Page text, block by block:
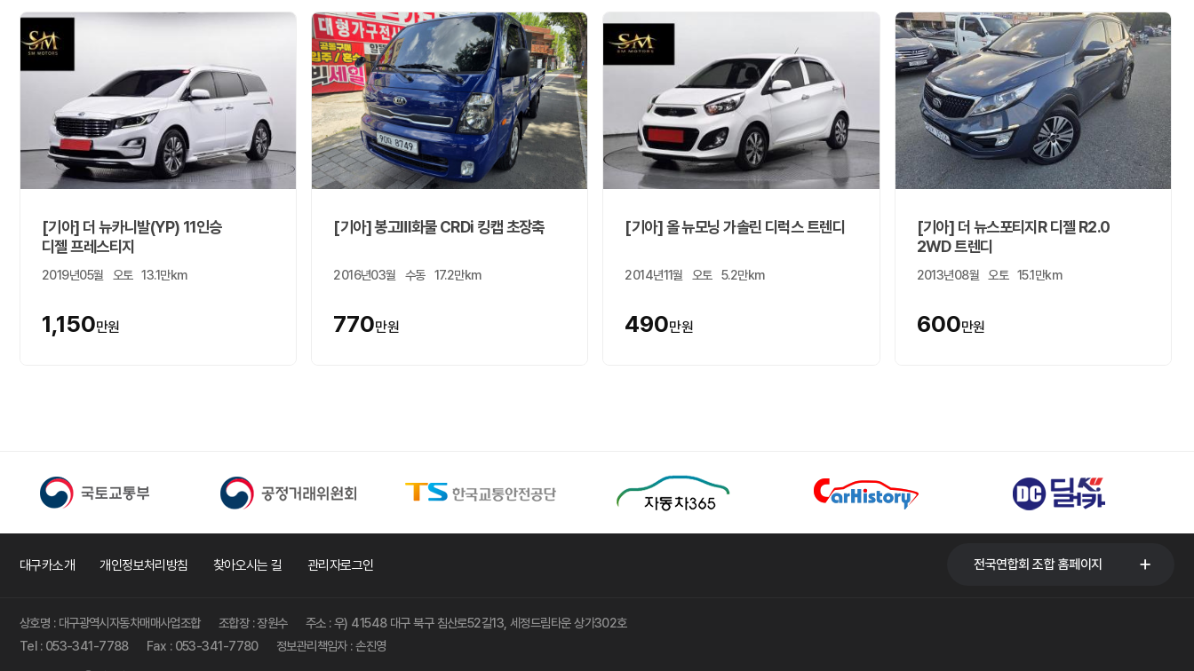
[기아] 더 뉴카니발(YP) 11인승
디젤 프레스티지
2019년05월 오토 13.1만km
1,150만원
[기아] 봉고Ⅲ화물 CRDi 킹캡 초장축
2016년03월 수동 17.2만km
770만원
[기아] 올 뉴모닝 가솔린 디럭스 트렌디
2014년11월 오토 5.2만km
490만원
[기아] 더 뉴스포티지R 디젤 R2.0
2WD 트렌디
2013년08월 오토 15.1만km
600만원
전국연합회 조합 홈페이지
대구카소개 개인정보처리방침 찾아오시는 길 관리자로그인
상호명 : 대구광역시자동차매매사업조합 조합장 : 장원수
주소 : 우) 41548 대구 북구 침산로52길13, 세정드림타운 상가302호
Tel : 053-341-7788
Fax : 053-341-7780 정보관리책임자 : 손진영